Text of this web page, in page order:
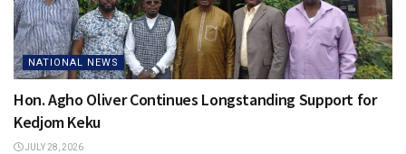
NATIONAL NEWS
Hon. Agho Oliver Continues Longstanding Support for
Kedjom Keku
JULY 28, 2026